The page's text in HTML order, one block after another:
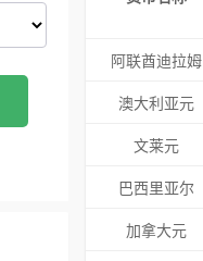
阿联酋迪拉姆
澳大利亚元
文莱元
巴西里亚尔
加拿大元